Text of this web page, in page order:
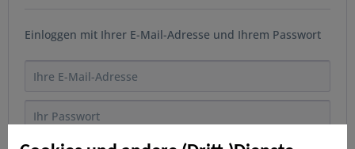
Einloggen mit Ihrer E-Mail-Adresse und Ihrem Passwort